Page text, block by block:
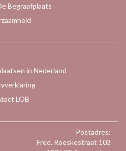
Begraafplaats
in Nederland
LOB
Postadres:
Fred. Roeskestraat 103